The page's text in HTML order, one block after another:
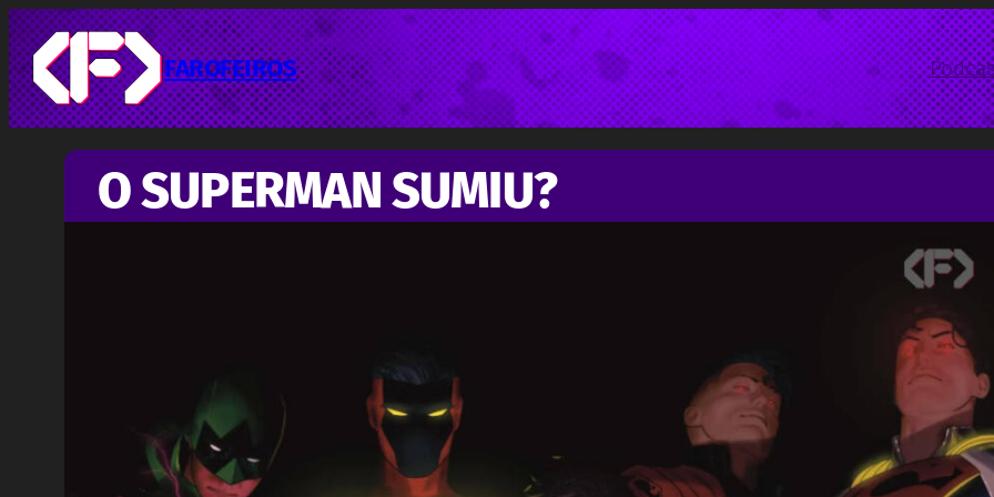
Pular
para
o
conteúdo
FAROFEIROS
O SUPERMAN SUMIU?